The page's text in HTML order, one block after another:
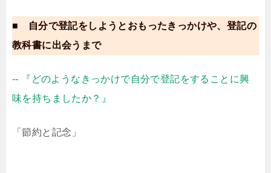
■ 自分で登記をしようとおもったきっかけや、登記の
教科書に出会うまで
-- 『どのようなきっかけで自分で登記をすることに興
味を持ちましたか？』
「節約と記念」